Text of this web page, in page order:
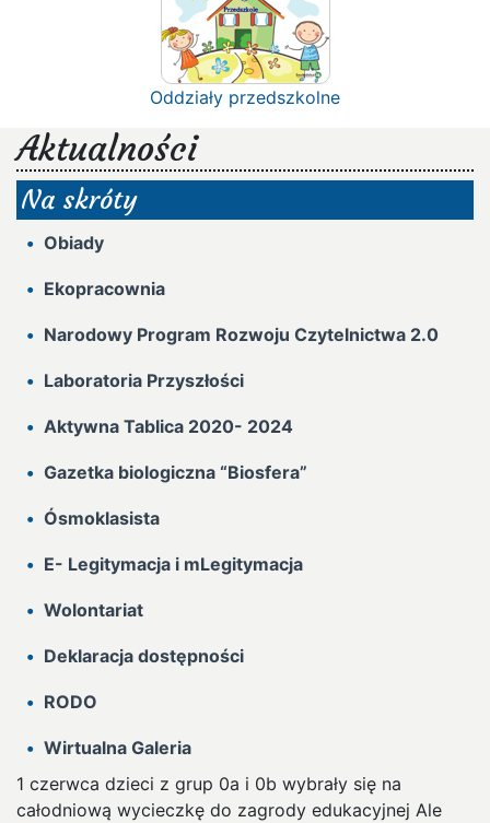
Oddziały przedszkolne
Aktualności
Na skróty
Obiady
Ekopracownia
Narodowy Program Rozwoju Czytelnictwa 2.0
Laboratoria Przyszłości
Aktywna Tablica 2020- 2024
Gazetka biologiczna “Biosfera”
Ósmoklasista
E- Legitymacja i mLegitymacja
Wolontariat
Deklaracja dostępności
RODO
Wirtualna Galeria
1 czerwca dzieci z grup 0a i 0b wybrały się na
całodniową wycieczkę do zagrody edukacyjnej Ale